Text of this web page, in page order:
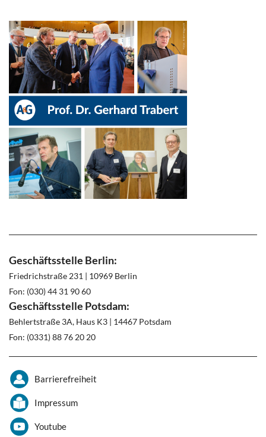
Geschäftsstelle Berlin:
Friedrichstraße 231 | 10969 Berlin
Fon: (030) 44 31 90 60
Geschäftsstelle Potsdam:
Behlertstraße 3A, Haus K3 | 14467 Potsdam
Fon: (0331) 88 76 20 20
Barrierefreiheit
Impressum
Youtube